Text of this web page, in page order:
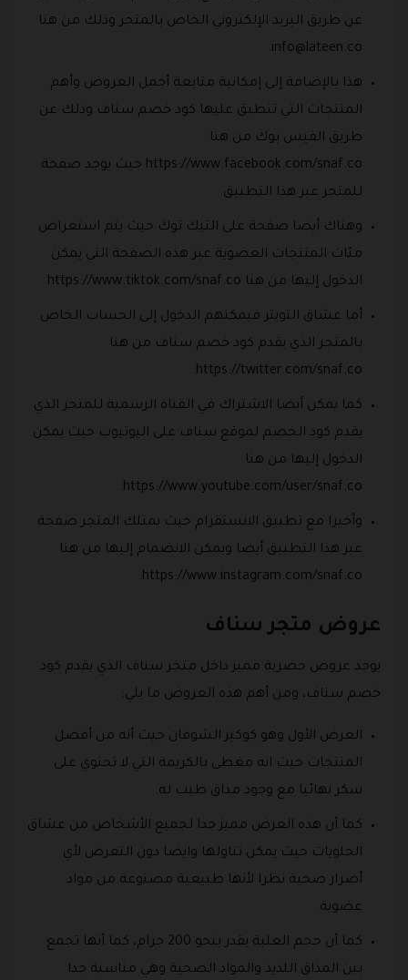
عن طريق البريد الإلكتروني الخاص بالمتجر وذلك من هنا
info@lateen.co
.
هذا بالإضافة إلى إمكانية متابعة أجمل العروض وأهم
المنتجات التي تنطبق عليها كود خصم سناف وذلك عن
طريق الفيس بوك من هنا
https://www.facebook.com/snaf.co حيث يوجد صفحة
للمتجر عبر هذا التطبيق.
وهناك أيضا صفحة على التيك توك حيث يتم استعراض
مئات المنتجات العضوية عبر هذه الصفحة التي يمكن
الدخول إليها من هنا https://www.tiktok.com/snaf.co.
أما عشاق التويتر فيمكنهم الدخول إلى الحساب الخاص
بالمتجر الذي يقدم كود خصم سناف من هنا
https://twitter.com/snaf.co.
كما يمكن أيضا الاشتراك في القناة الرسمية للمتجر الذي
يقدم كود الخصم لموقع سناف على اليوتيوب حيث يمكن
الدخول إليها من هنا
https://www.youtube.com/user/snaf.co.
وأخيرا مع تطبيق الانستقرام حيث يمتلك المتجر صفحة
عبر هذا التطبيق أيضا ويمكن الانضمام إليها من هنا
https://www.instagram.com/snaf.co.
عروض متجر سناف
يوجد عروض حصرية مميز داخل متجر سناف الذي يقدم كود
خصم سناف، ومن أهم هذه العروض ما يلي:
العرض الأول وهو كوكيز الشوفان حيث أنه من أفضل
المنتجات حيث انه مغطى بالكريمة التي لا تحتوي على
سكر نهائيا مع وجود مذاق طيب له.
كما أن هذه العرض مميز جدا لجميع الأشخاص من عشاق
الحلويات حيث يمكن تناولها وايضا دون التعرض لأي
أضرار صحية نظرا لأنها طبيعية مصنوعة من مواد
عضوية.
كما أن حجم العلبة يقدر بنحو 200 جرام، كما أنها تجمع
بين المذاق اللذيذ والمواد الصحية وهي مناسبة جدا